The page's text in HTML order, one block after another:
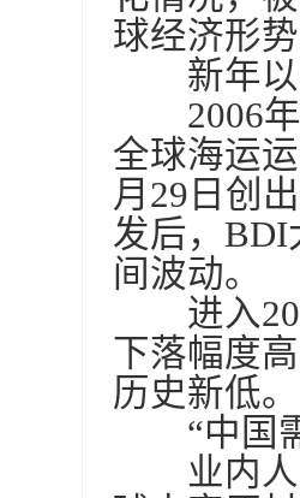
球经济形
新年以
2006年
全球海运
月29日创
发后，BDI
间波动。
进入
下落幅度
历史新低。
“中国需
业内人